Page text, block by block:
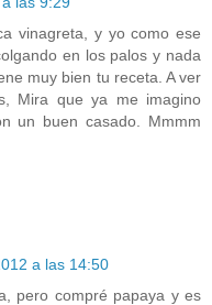
vinagreta, y yo como ese
en los palos y nada
muy bien tu receta. A ver
Mira que ya me imagino
un buen casado. Mmmm
a las 14:50
pero compré papaya y es